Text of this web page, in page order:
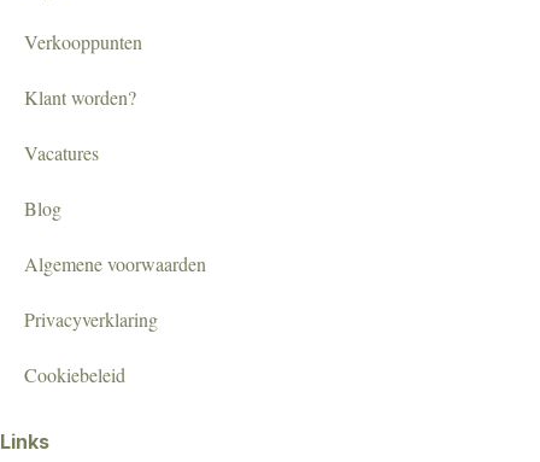
Verkooppunten
Klant worden?
Vacatures
Blog
Algemene voorwaarden
Privacyverklaring
Cookiebeleid
Links